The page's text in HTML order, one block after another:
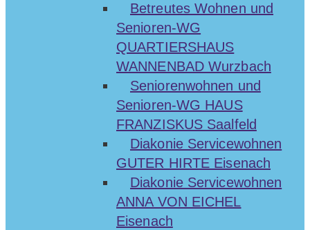
Betreutes Wohnen und
Senioren-WG
QUARTIERSHAUS
WANNENBAD Wurzbach
Seniorenwohnen und
Senioren-WG HAUS
FRANZISKUS Saalfeld
Diakonie Servicewohnen
GUTER HIRTE Eisenach
Diakonie Servicewohnen
ANNA VON EICHEL
Eisenach